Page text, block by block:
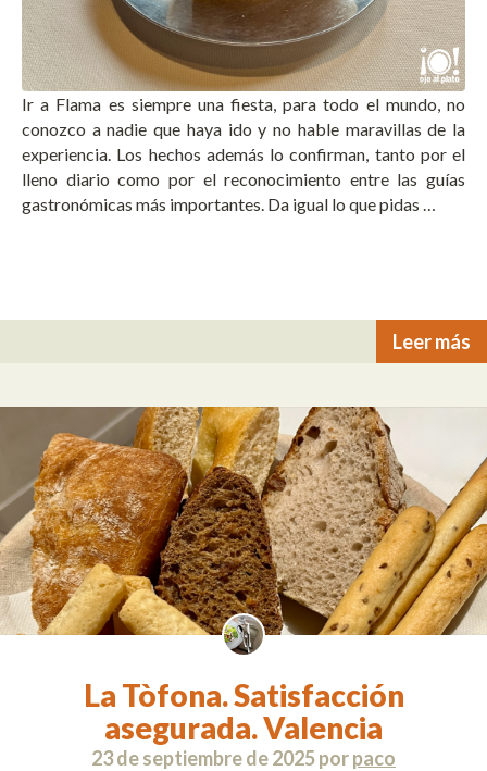
Ir a Flama es siempre una fiesta, para todo el mundo, no
conozco a nadie que haya ido y no hable maravillas de la
experiencia. Los hechos además lo confirman, tanto por el
lleno diario como por el reconocimiento entre las guías
gastronómicas más importantes. Da igual lo que pidas …
Leer más
La Tòfona. Satisfacción
asegurada. Valencia
23 de septiembre de 2025porpaco